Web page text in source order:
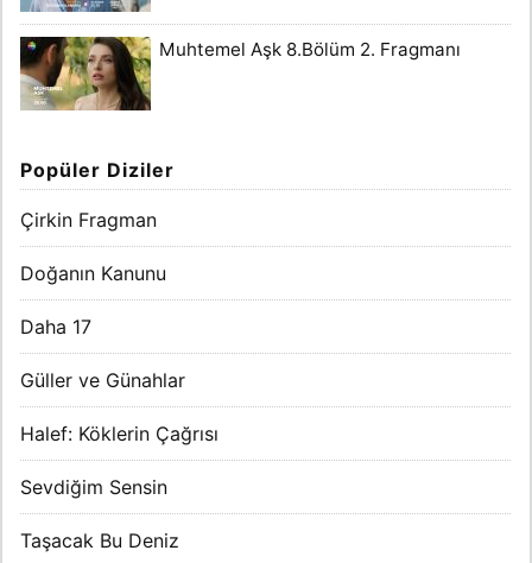
Muhtemel Aşk 8.Bölüm 2. Fragmanı
Popüler Diziler
Çirkin Fragman
Doğanın Kanunu
Daha 17
Güller ve Günahlar
Halef: Köklerin Çağrısı
Sevdiğim Sensin
Taşacak Bu Deniz